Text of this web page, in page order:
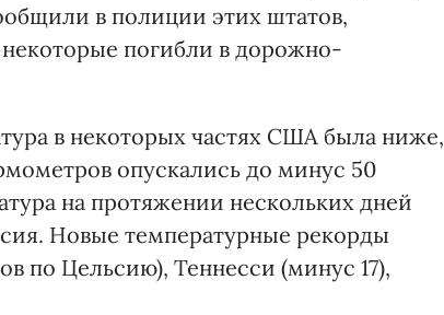
в полиции этих штатов,
погибли в дорожно-
в некоторых частях США была ниже,
опускались до минус 50
на протяжении нескольких дней
Новые температурные рекорды
по Цельсию), Теннесси (минус 17),